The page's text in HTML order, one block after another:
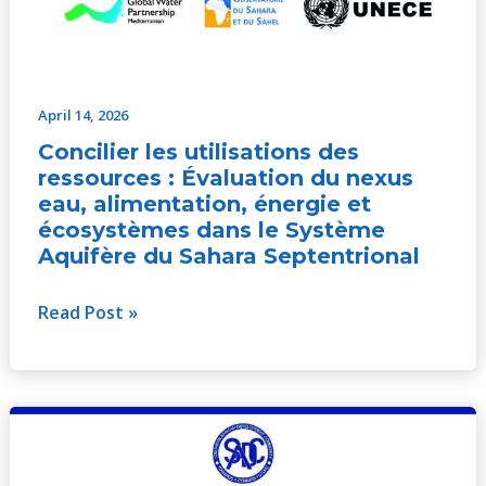
April 14, 2026
Concilier les utilisations des
ressources : Évaluation du nexus
eau, alimentation, énergie et
écosystèmes dans le Système
Aquifère du Sahara Septentrional
Read Post »
Résultats